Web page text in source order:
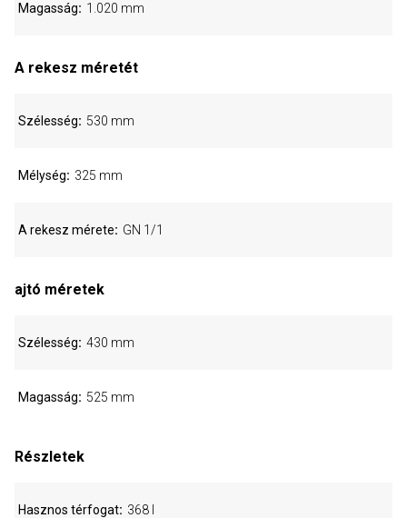
Magasság 1.020 mm
A rekesz méretét
Szélesség 530 mm
Mélység 325 mm
A rekesz mérete GN 1/1
ajtó méretek
Szélesség 430 mm
Magasság 525 mm
Részletek
Hasznos térfogat 368 l